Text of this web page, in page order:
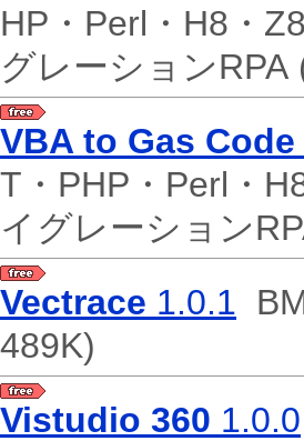
HP・Perl・H8・
グレーションRPA
VBA to Gas
T・PHP・Perl・
イグレーション
Vectrace 1.0.1
489K)
Vistudio 360 1.0.0